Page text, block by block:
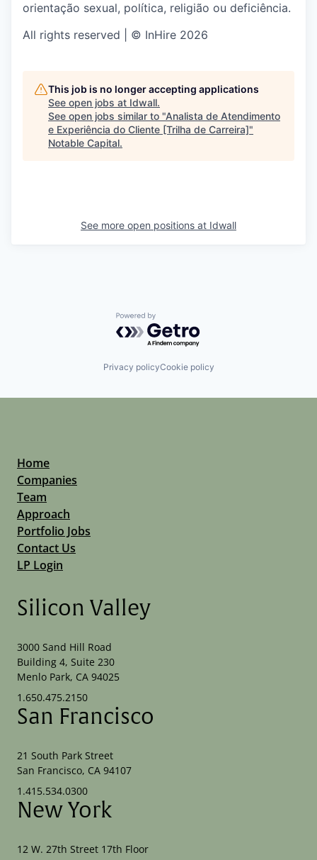
orientação sexual, política, religião ou deficiência.
All rights reserved | © InHire 2026
This job is no longer accepting applications
See open jobs at Idwall.
See open jobs similar to "Analista de Atendimento
e Experiência do Cliente [Trilha de Carreira]"
Notable Capital.
See more open positions at Idwall
Powered by Getro.com
Privacy policyCookie policy
Home
Companies
Team
Approach
Portfolio Jobs
Contact Us
LP Login
Silicon Valley
3000 Sand Hill Road
Building 4, Suite 230
Menlo Park, CA 94025
1.650.475.2150
San Francisco
21 South Park Street
San Francisco, CA 94107
1.415.534.0300
New York
12 W. 27th Street 17th Floor